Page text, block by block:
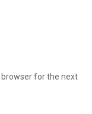
browser for the next